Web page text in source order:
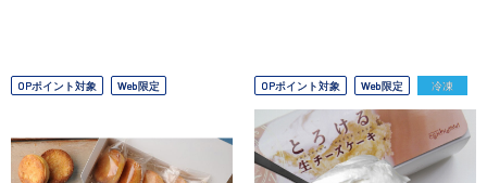
OPポイント対象 Web限定 OPポイント対象 Web限定 冷凍